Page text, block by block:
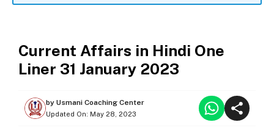
Current Affairs in Hindi One
Liner 31 January 2023
by Usmani Coaching Center
Updated On: May 28, 2023